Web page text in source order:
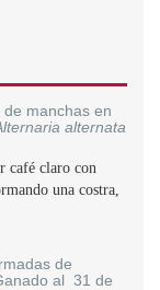
manchas en
alternata
café claro con
una costra,
de
al 31 de